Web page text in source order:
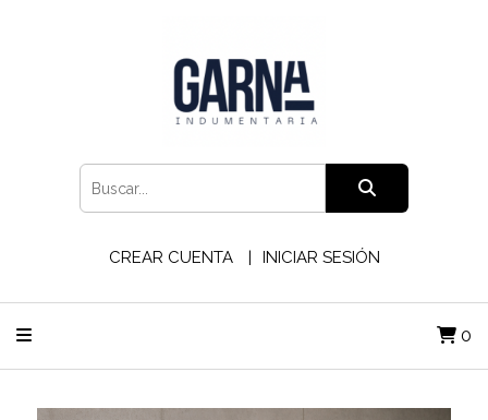
CREAR CUENTA INICIAR SESIÓN
0